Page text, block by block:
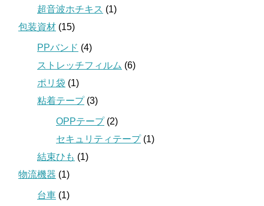
超音波ホチキス (1)
包装資材 (15)
PPバンド (4)
ストレッチフィルム (6)
ポリ袋 (1)
粘着テープ(3)
OPPテープ(2)
セキュリティテープ(1)
結束ひも (1)
物流機器 (1)
台車 (1)